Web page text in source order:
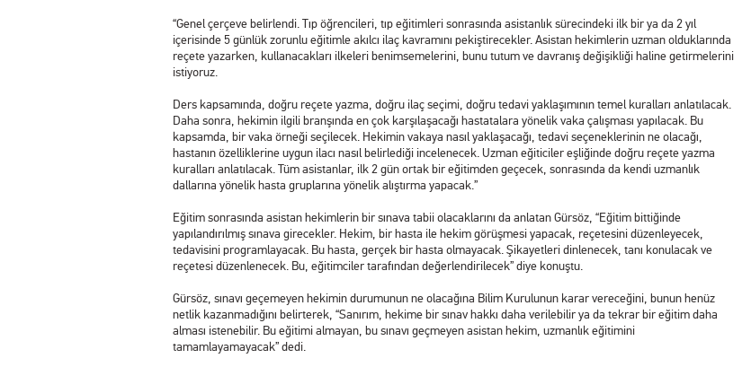
“Genel çerçeve belirlendi. Tıp öğrencileri, tıp eğitimleri sonrasında asistanlık sürecindeki ilk bir ya da 2 yıl
içerisinde 5 günlük zorunlu eğitimle akılcı ilaç kavramını pekiştirecekler. Asistan hekimlerin uzman olduklarında
reçete yazarken, kullanacakları ilkeleri benimsemelerini, bunu tutum ve davranış değişikliği haline getirmelerini
istiyoruz.
Ders kapsamında, doğru reçete yazma, doğru ilaç seçimi, doğru tedavi yaklaşımının temel kuralları anlatılacak.
Daha sonra, hekimin ilgili branşında en çok karşılaşacağı hastatalara yönelik vaka çalışması yapılacak. Bu
kapsamda, bir vaka örneği seçilecek. Hekimin vakaya nasıl yaklaşacağı, tedavi seçeneklerinin ne olacağı,
hastanın özelliklerine uygun ilacı nasıl belirlediği incelenecek. Uzman eğiticiler eşliğinde doğru reçete yazma
kuralları anlatılacak. Tüm asistanlar, ilk 2 gün ortak bir eğitimden geçecek, sonrasında da kendi uzmanlık
dallarına yönelik hasta gruplarına yönelik alıştırma yapacak.”
Eğitim sonrasında asistan hekimlerin bir sınava tabii olacaklarını da anlatan Gürsöz, “Eğitim bittiğinde
yapılandırılmış sınava girecekler. Hekim, bir hasta ile hekim görüşmesi yapacak, reçetesini düzenleyecek,
tedavisini programlayacak. Bu hasta, gerçek bir hasta olmayacak. Şikayetleri dinlenecek, tanı konulacak ve
reçetesi düzenlenecek. Bu, eğitimciler tarafından değerlendirilecek” diye konuştu.
Gürsöz, sınavı geçemeyen hekimin durumunun ne olacağına Bilim Kurulunun karar vereceğini, bunun henüz
netlik kazanmadığını belirterek, “Sanırım, hekime bir sınav hakkı daha verilebilir ya da tekrar bir eğitim daha
alması istenebilir. Bu eğitimi almayan, bu sınavı geçmeyen asistan hekim, uzmanlık eğitimini
tamamlayamayacak” dedi.